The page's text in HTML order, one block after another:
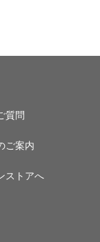
質問
ご案内
ストアへ